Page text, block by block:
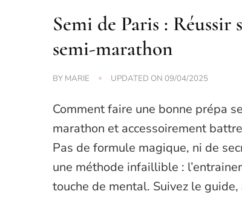
Semi de Paris : Réussir
semi-marathon
BY MARIE UPDATED ON09/04/2025
Comment faire une bonne prépa
marathon et accessoirement
Pas de formule magique, ni de
une méthode infaillible :
touche de mental. Suivez le